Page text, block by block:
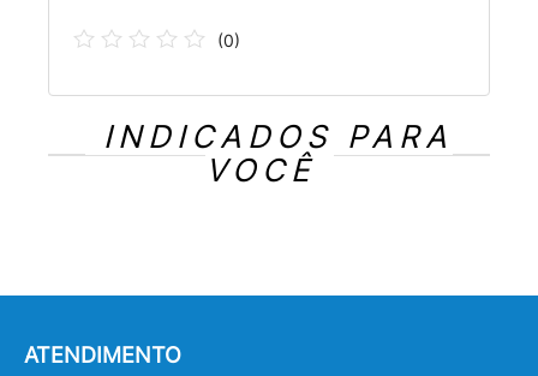
(0)
INDICADOS PARA
VOCÊ
ATENDIMENTO